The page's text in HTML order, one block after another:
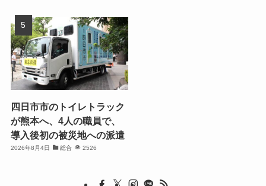
四日市市のトイレトラック
が熊本へ、4人の職員で、
導入後初の被災地への派遣
2026年8月4日 総合 2526